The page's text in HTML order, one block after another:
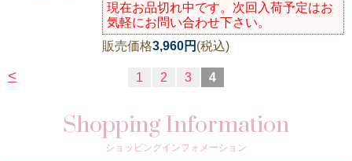
現在お品切れ中です。次回入荷予定はお
気軽にお問い合わせ下さい。
販売価格3,960円 (税込)
< 1 2 3 4
Shopping Information
ショッピングインフォメーション